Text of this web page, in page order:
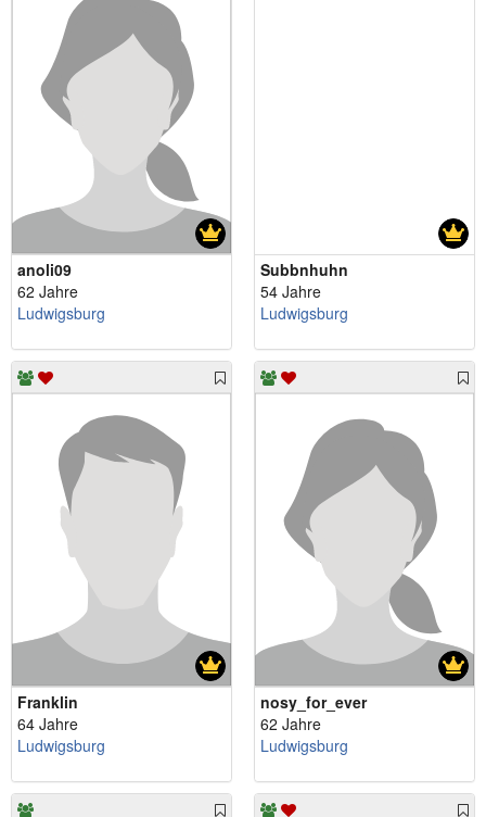
anoli09
62 Jahre
Ludwigsburg
Subbnhuhn
54 Jahre
Ludwigsburg
Franklin
64 Jahre
Ludwigsburg
nosy_for_ever
62 Jahre
Ludwigsburg